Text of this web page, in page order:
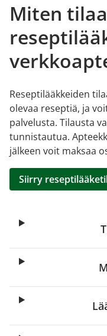
Miten
Reseptilääkkeiden
olevaa reseptiä, ja
palvelusta. Tilausta
tunnistautua.
jälkeen voit maksaa
Siirry